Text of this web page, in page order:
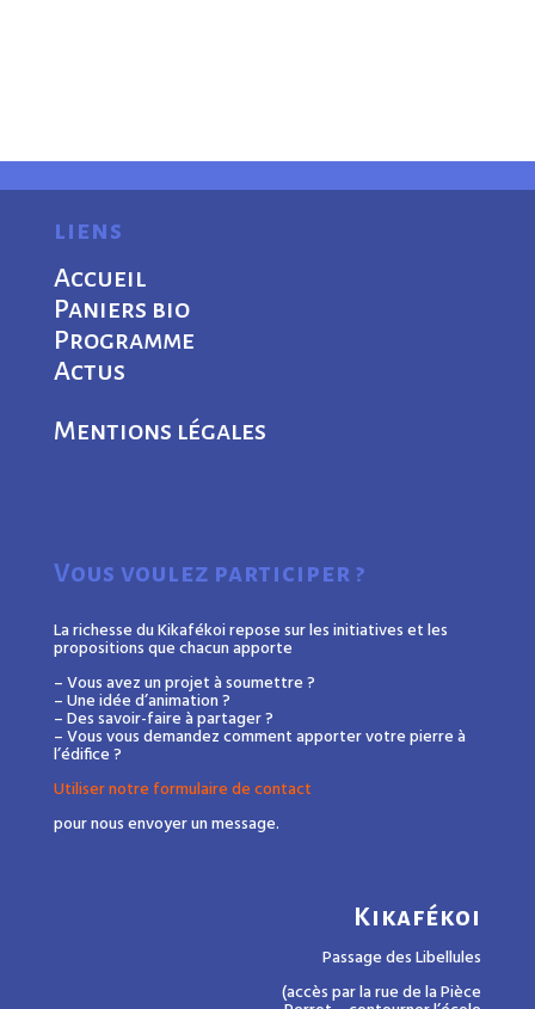
liens
Accueil
Paniers bio
Programme
Actus
Mentions légales
Vous voulez participer ?
La richesse du Kikafékoi repose sur les initiatives et les
propositions que chacun apporte
– Vous avez un projet à soumettre ?
– Une idée d’animation ?
– Des savoir-faire à partager ?
– Vous vous demandez comment apporter votre pierre à
l’édifice ?
Utiliser notre formulaire de contact
pour nous envoyer un message.
Kikafékoi
Passage des Libellules
(accès par la rue de la Pièce